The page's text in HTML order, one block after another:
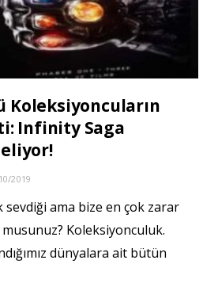
Koleksiyoncuların
Infinity Saga
2019
sevdiği ama bize en çok zarar
Koleksiyonculuk.
dünyalara ait bütün